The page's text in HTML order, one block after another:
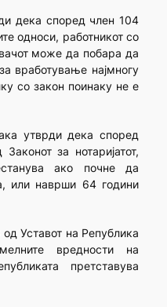
дека според член 104
односи, работникот со
може да побара да
вработување најмногу
со закон поинаку не е
утврди дека според
за нотаријатот,
ако почне да
или наврши 64 години
Уставот на Република
вредности на
претставува